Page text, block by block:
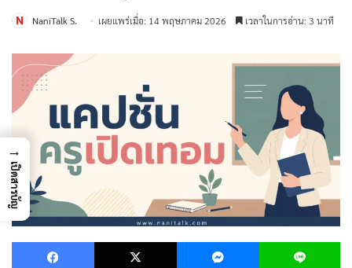
NaniTalk S. เผยแพร่เมื่อ: 14 พฤษภาคม 2026 เวลาในการอ่าน: 3 นาที
Facebook X Messenger
→
เปิดสารบัญ